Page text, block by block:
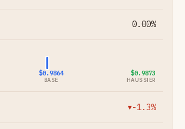
0.00%
$0.9864
BASE
$0.9873
HAUSSIER
▼-1.3%